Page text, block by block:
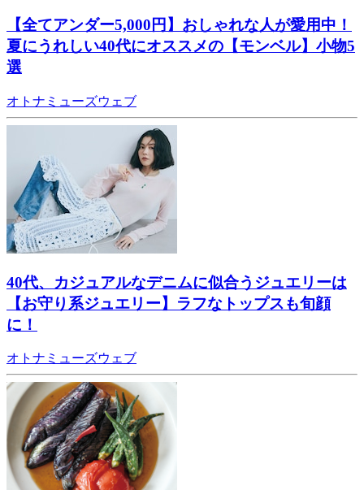
【全てアンダー5,000円】おしゃれな人が愛用中！
夏にうれしい40代にオススメの【モンベル】小物5
選
オトナミューズウェブ
40代、カジュアルなデニムに似合うジュエリーは
【お守り系ジュエリー】ラフなトップスも旬顔
に！
オトナミューズウェブ